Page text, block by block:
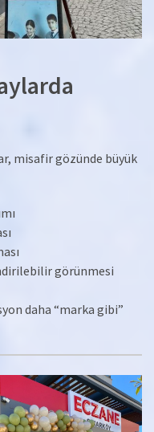
misafir gözünde büyük
görünmesi
daha “marka gibi”